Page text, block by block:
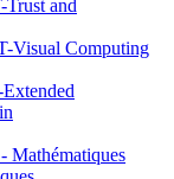
and
Visual Computing